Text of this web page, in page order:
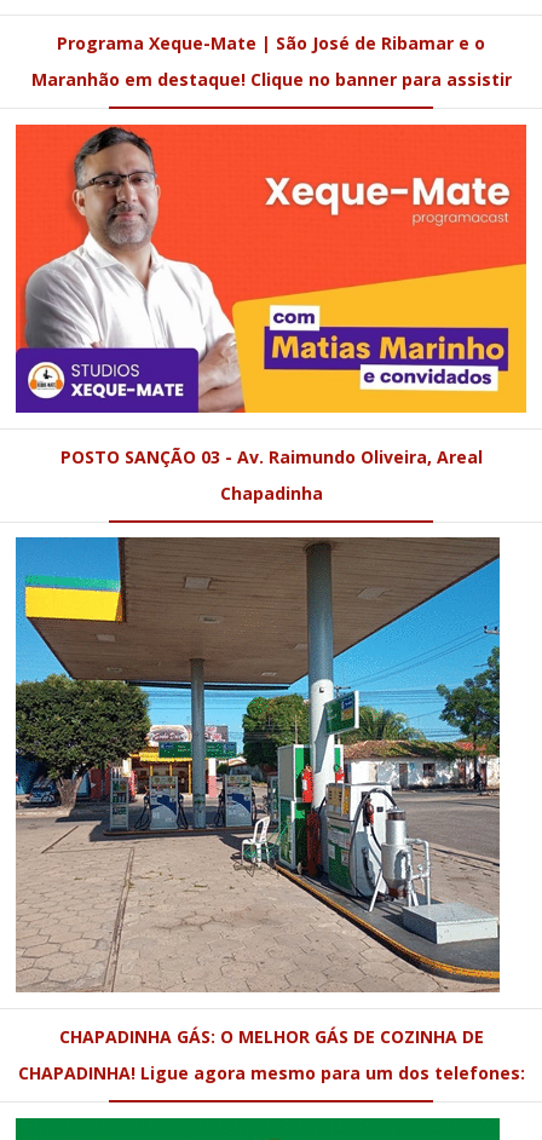
Programa Xeque-Mate | São José de Ribamar e o
Maranhão em destaque! Clique no banner para assistir
POSTO SANÇÃO 03 - Av. Raimundo Oliveira, Areal
Chapadinha
CHAPADINHA GÁS: O MELHOR GÁS DE COZINHA DE
CHAPADINHA! Ligue agora mesmo para um dos telefones: